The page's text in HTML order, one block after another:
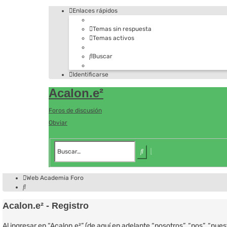
Enlaces rápidos
Temas sin respuesta
Temas activos
Buscar
Identificarse
Acalon.e²
Foros de discusión
Obviar
Buscaravanzada
Web Academia Foro
Buscar
Acalon.e² - Registro